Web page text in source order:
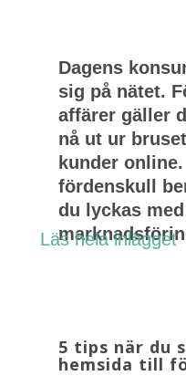
Dagens
sig på nätet.
affärer gäller
nå ut ur
kunder
fördenskull
du lyckas
Läs hela inlägget
5 tips när du
hemsida till